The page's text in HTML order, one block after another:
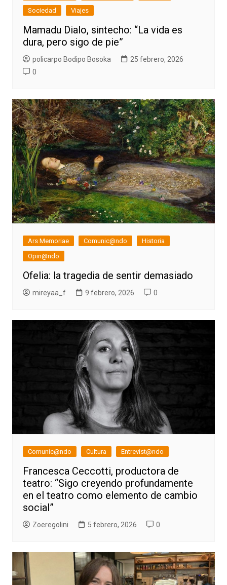
Sociedad
Viajes
Mamadu Dialo, sintecho: “La vida es
dura, pero sigo de pie”
policarpo Bodipo Bosoka
25 febrero, 2026
0
Ars Memoriae Comunic@ndo
Historia
Opin@ndo
Ofelia: la tragedia de sentir demasiado
mireyaa_f 9 febrero, 2026 0
Comunic@ndo Cultura Entrevist@ndo
Francesca Ceccotti, productora de
teatro: “Sigo creyendo profundamente
en el teatro como elemento de cambio
social”
Zoeregolini 5 febrero, 2026 0